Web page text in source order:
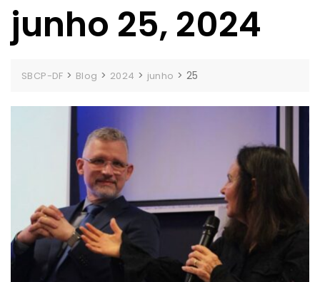
junho 25, 2024
SBCP-DF > Blog > 2024 > junho > 25